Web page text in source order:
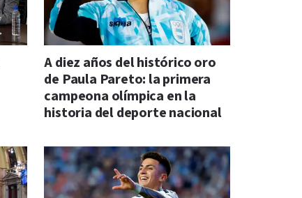
A diez años del histórico oro
de Paula Pareto: la primera
campeona olímpica en la
historia del deporte nacional